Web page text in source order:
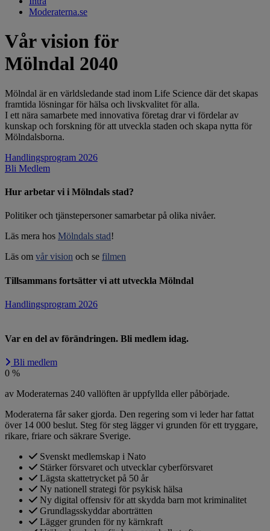
Moderaterna.se
Vår vision för
Mölndal 2040
Mölndal är en världsledande stad inom Life Science där det skapas
framtida lösningar för hälsa och livskvalitet för alla.
I ett nära samarbete med innovativa företag drar vi fördelar av
kunskap och forskning för att utveckla staden och skapa nytta för
Mölndalsborna.
Handlingsprogram 2026
Bli Medlem
Hur arbetar vi i Mölndals stad?
Politiker och tjänstepersoner samarbetar på olika nivåer.
Läs mera hos Mölndals stad!
Läs om vår vision och se filmen
Tillsammans fortsätter vi att utveckla Mölndal
Handlingsprogram 2026
Var en del av förändringen. Bli medlem idag.
Bli medlem
0 %
av Moderaternas 240 vallöften är uppfyllda eller påbörjade.
Moderaterna får saker gjorda. Den regering som vi leder har fattat
över 14 000 beslut. Steg för steg lägger vi grunden för ett tryggare,
rikare, friare och säkrare Sverige.
Svenskt medlemskap i Nato
Stärker försvaret och utvecklar cyberförsvaret
Lägsta skattetrycket på 50 år
Ny nationell strategi för psykisk hälsa
Ny digital offensiv för att skydda barn mot kriminalitet
Grundlagsskyddar aborträtten
Lägger grunden för ny kärnkraft